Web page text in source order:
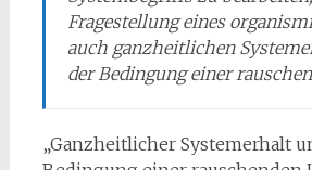
Fragestellung eines
auch ganzheitlichen
der Bedingung einer
„Ganzheitlicher Systemerhalt